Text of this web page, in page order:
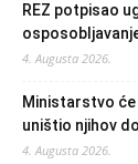
REZ potpisao
4. Augusta 2026.
Ministarstvo
uništio njihov
4. Augusta 2026.